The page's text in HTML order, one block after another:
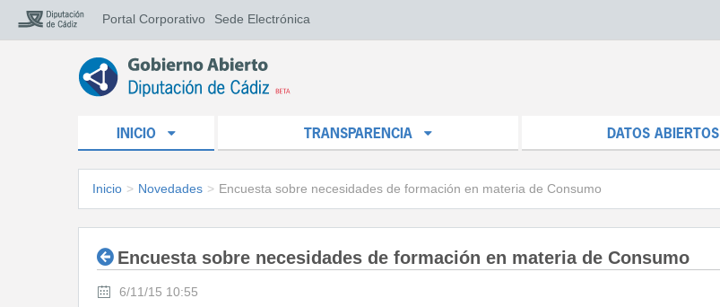
Portal Corporativo Sede Electrónica
INICIO TRANSPARENCIA DATOS ABIERTOS
Inicio > Novedades > Encuesta sobre necesidades de formación en materia de Consumo
Encuesta sobre necesidades de formación en materia de Consumo
6/11/15 10:55